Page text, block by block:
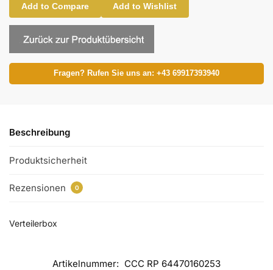
Add to Compare Add to Wishlist
Fragen? Rufen Sie uns an: +43 69917393940
Beschreibung
Produktsicherheit
Rezensionen 0
Verteilerbox
Artikelnummer: CCC RP 64470160253